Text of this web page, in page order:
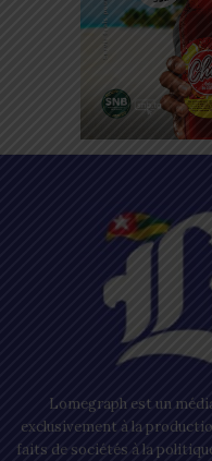
Lomegraph est un
exclusivement à la
faits de sociétés à la